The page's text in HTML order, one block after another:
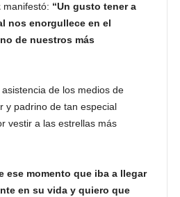
manifestó: “Un gusto tener a
nos enorgullece en el
de nuestros más
de los medios de
y padrino de tan especial
vestir a las estrellas más
ese momento que iba a llegar
en su vida y quiero que